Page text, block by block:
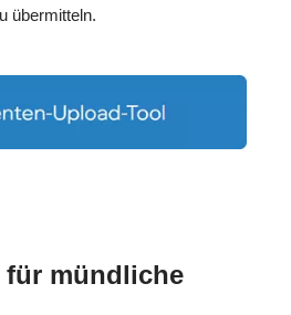
übermitteln.
für mündliche